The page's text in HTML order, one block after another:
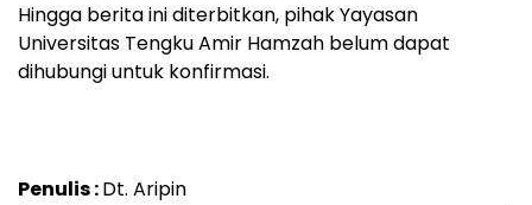
Hingga berita ini diterbitkan, pihak Yayasan
Universitas Tengku Amir Hamzah belum dapat
dihubungi untuk konfirmasi.
Penulis :Dt. Aripin